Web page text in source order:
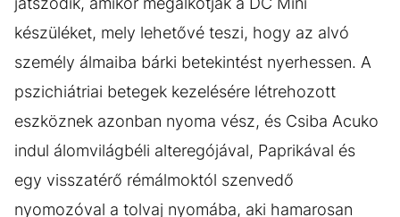
készüléket, mely lehetővé teszi, hogy az alvó
személy álmaiba bárki betekintést nyerhessen. A
pszichiátriai betegek kezelésére létrehozott
eszköznek azonban nyoma vész, és Csiba Acuko
indul álomvilágbéli alteregójával, Paprikával és
egy visszatérő rémálmoktól szenvedő
nyomozóval a tolvaj nyomába, aki hamarosan